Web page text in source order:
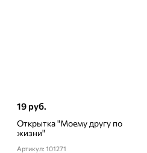
19 руб.
Открытка "Моему другу по
жизни"
Артикул: 101271